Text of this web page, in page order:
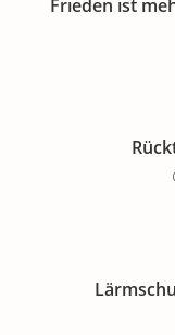
Frieden ist